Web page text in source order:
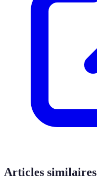
Articles similaires